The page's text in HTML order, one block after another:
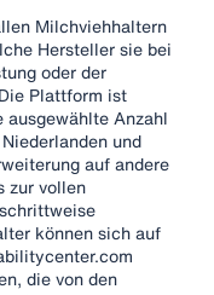
Milchviehhaltern
Hersteller sie bei
oder der
Plattform ist
Anzahl
und
auf andere
zur vollen
können sich auf
die von den